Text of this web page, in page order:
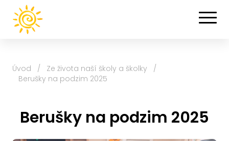
Úvod / Ze života naší školy a školky
/
Berušky na podzim 2025
Berušky na podzim 2025